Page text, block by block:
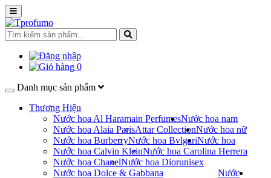
0
Danh mục sản phẩm
Thương Hiệu
Nước hoa Al Haramain Perfumes
Nước hoa Alaia ParisAttar Collection
Nước hoa BurberryNước hoa Bvlgari
Nước hoa Calvin KleinNước hoa Carolina Herrera
Nước hoa ChanelNước hoa Dior
Nước hoa Dolce & Gabbana
Nước hoa nam
Nước hoa nữ
Nước hoa
unisex
Nước